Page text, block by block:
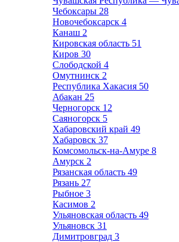
Чебоксары 28
Новочебоксарск 4
Канаш 2
Кировская область 51
Киров 30
Слободской 4
Омутнинск 2
Республика Хакасия 50
Абакан 25
Черногорск 12
Саяногорск 5
Хабаровский край 49
Хабаровск 37
Комсомольск-на-Амуре 8
Амурск 2
Рязанская область 49
Рязань 27
Рыбное 3
Касимов 2
Ульяновская область 49
Ульяновск 31
Димитровград 3